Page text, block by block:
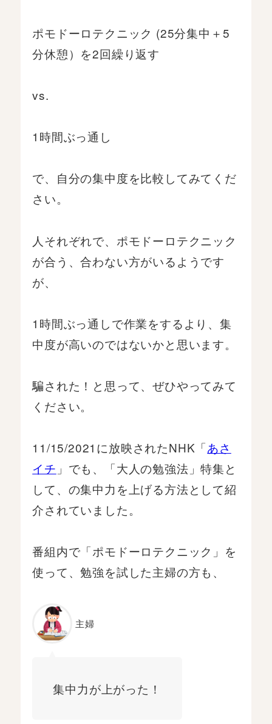
ポモドーロテクニック (25分集中＋5
分休憩）を2回繰り返す
vs.
1時間ぶっ通し
で、自分の集中度を比較してみてくだ
さい。
人それぞれで、ポモドーロテクニック
が合う、合わない方がいるようです
が、
1時間ぶっ通しで作業をするより、集
中度が高いのではないかと思います。
騙された！と思って、ぜひやってみて
ください。
11/15/2021に放映されたNHK「あさ
イチ 」でも、「大人の勉強法」特集と
して、の集中力を上げる方法として紹
介されていました。
番組内で「ポモドーロテクニック」を
使って、勉強を試した主婦の方も、
主婦
集中力が上がった！